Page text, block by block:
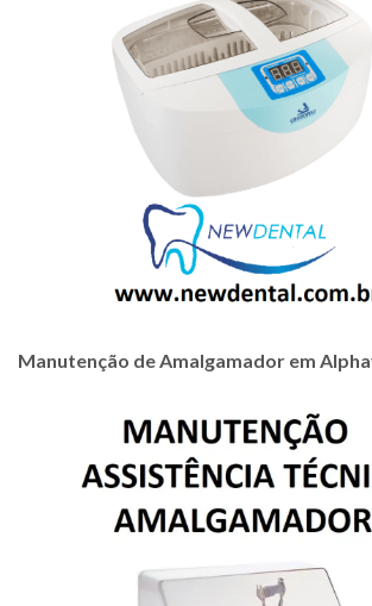
Manutenção de Amalgamador em